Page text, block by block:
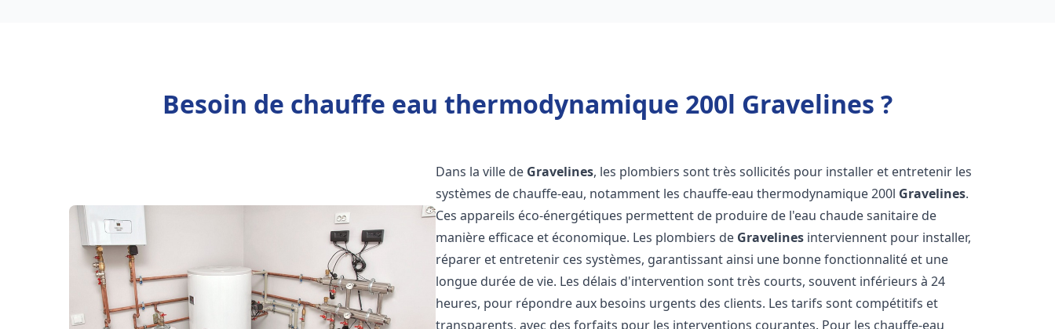
Besoin de chauffe eau thermodynamique 200l Gravelines ?
Dans la ville de Gravelines, les plombiers sont très sollicités pour installer et entretenir les
systèmes de chauffe-eau, notamment les chauffe-eau thermodynamique 200l Gravelines.
Ces appareils éco-énergétiques permettent de produire de l'eau chaude sanitaire de
manière efficace et économique. Les plombiers de Gravelines interviennent pour installer,
réparer et entretenir ces systèmes, garantissant ainsi une bonne fonctionnalité et une
longue durée de vie. Les délais d'intervention sont très courts, souvent inférieurs à 24
heures, pour répondre aux besoins urgents des clients. Les tarifs sont compétitifs et
transparents, avec des forfaits pour les interventions courantes. Pour les chauffe-eau